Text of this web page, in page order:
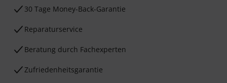
30 Tage Money-Back-Garantie
Reparaturservice
Beratung durch Fachexperten
Zufriedenheitsgarantie